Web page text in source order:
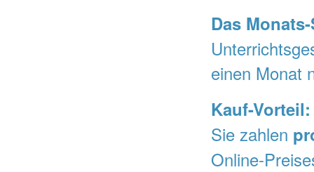
Das
einen Monat
Kauf-Vorteil:
Sie zahlen
Online-